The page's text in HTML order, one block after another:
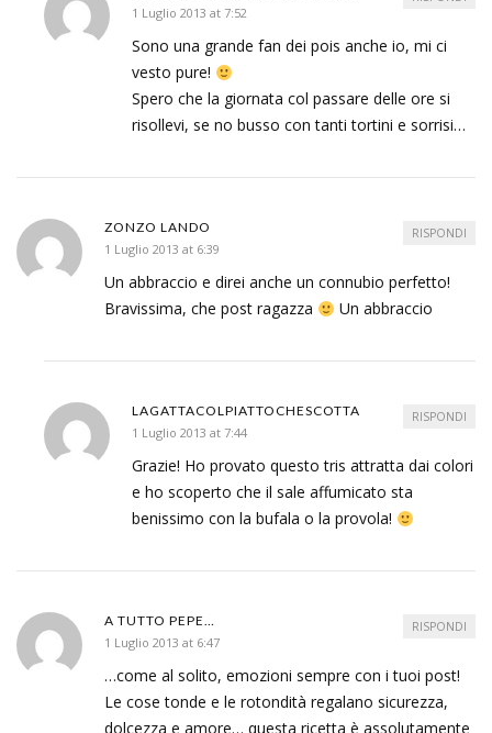
1 Luglio 2013 at 7:52
Sono una grande fan dei pois anche io, mi ci
vesto pure!
Spero che la giornata col passare delle ore si
risollevi, se no busso con tanti tortini e sorrisi…
ZONZO LANDO
1 Luglio 2013 at 6:39
Un abbraccio e direi anche un connubio perfetto!
Bravissima, che post ragazza
Un abbraccio
RISPONDI
LAGATTACOLPIATTOCHESCOTTA
1 Luglio 2013 at 7:44
Grazie! Ho provato questo tris attratta dai colori
e ho scoperto che il sale affumicato sta
benissimo con la bufala o la provola!
RISPONDI
A TUTTO PEPE…
1 Luglio 2013 at 6:47
…come al solito, emozioni sempre con i tuoi post!
Le cose tonde e le rotondità regalano sicurezza,
dolcezza e amore… questa ricetta è assolutamente
RISPONDI